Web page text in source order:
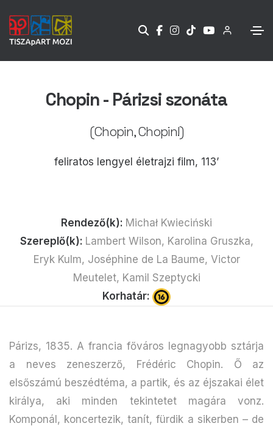
Chopin - Párizsi szonáta
(Chopin, Chopin!)
feliratos lengyel életrajzi film, 113’
Rendező(k): Michał Kwieciński
Szereplő(k): Lambert Wilson, Karolina Gruszka,
Eryk Kulm, Joséphine de La Baume, Victor
Meutelet, Kamil Szeptycki
Korhatár:
Párizs, 1835. A francia főváros legnagyobb sztárja
a neves zeneszerző, Frédéric Chopin. Ő az
elsőszámú beszédtéma, a partik, és az éjszakai élet
királya, aki minden tekintetet magára vonz.
Komponál, koncertezik, tanít, fürdik a sikerben – de